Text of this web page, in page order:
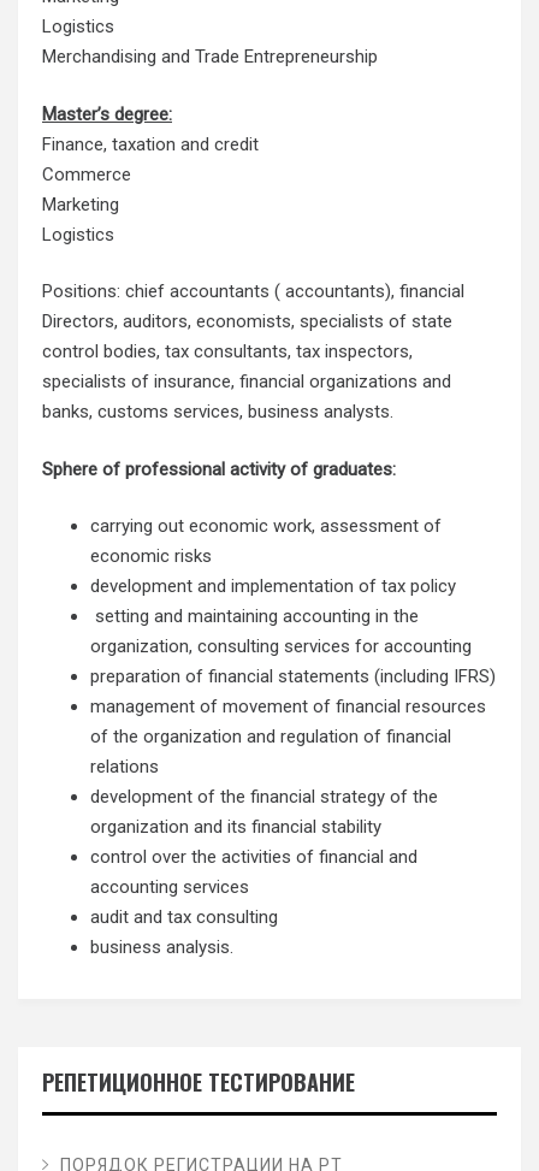
Logistics
Merchandising and Trade Entrepreneurship
Master’s degree:
Finance, taxation and credit
Commerce
Marketing
Logistics
Positions: chief accountants ( accountants), financial
Directors, auditors, economists, specialists of state
control bodies, tax consultants, tax inspectors,
specialists of insurance, financial organizations and
banks, customs services, business analysts.
Sphere of professional activity of graduates:
carrying out economic work, assessment of
economic risks
development and implementation of tax policy
setting and maintaining accounting in the
organization, consulting services for accounting
preparation of financial statements (including IFRS)
management of movement of financial resources
of the organization and regulation of financial
relations
development of the financial strategy of the
organization and its financial stability
control over the activities of financial and
accounting services
audit and tax consulting
business analysis.
РЕПЕТИЦИОННОЕ ТЕСТИРОВАНИЕ
ПОРЯДОК РЕГИСТРАЦИИ НА РТ